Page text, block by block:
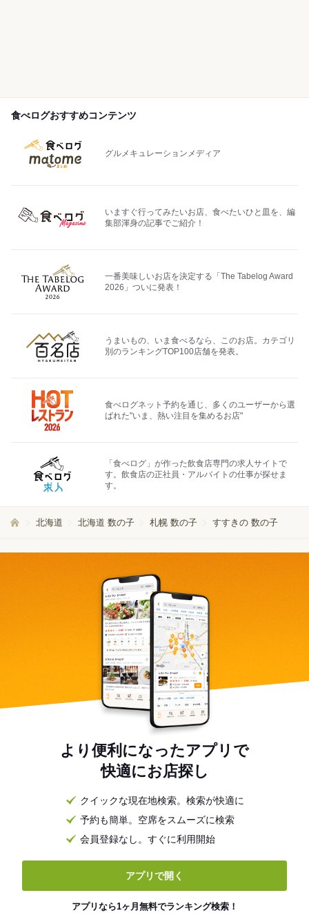
食べログおすすめコンテンツ
グルメキュレーションメディア
いますぐ行ってみたいお店、食べたいひと皿を、編
集部渾身の記事でご紹介！
一番美味しいお店を決定する「The Tabelog Award
2026」ついに発表！
うまいもの、いま食べるなら、このお店。カテゴリ
別のランキングTOP100店舗を発表。
食べログネット予約を通じ、多くのユーザーから選
ばれた"いま、熱い注目を集めるお店"
「食べログ」が作った飲食店専門の求人サイトで
す。飲食店の正社員・アルバイトの仕事が探せま
す。
北海道 北海道 数の子 札幌 数の子 すすきの 数の子
より便利になったアプリで
快適にお店探し
クイックな現在地検索。検索が快適に
予約も簡単。空席をスムーズに検索
会員登録なし。すぐに利用開始
アプリで開く
アプリなら1ヶ月無料でランキング検索！